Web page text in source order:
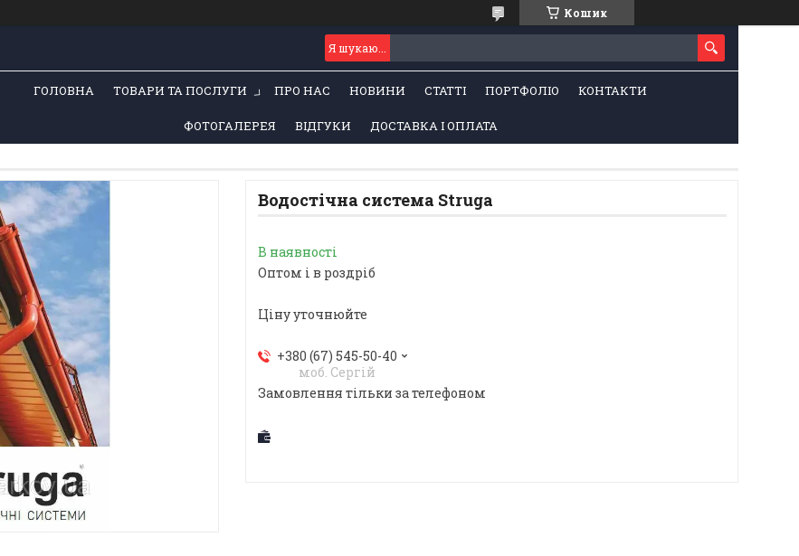
Кошик
ГОЛОВНА ТОВАРИ ТА ПОСЛУГИ ПРО НАС НОВИНИ СТАТТІ ПОРТФОЛІО КОНТАКТИ
ФОТОГАЛЕРЕЯ ВІДГУКИ ДОСТАВКА І ОПЛАТА
Водостічна система Struga
В наявності
Оптом і в роздріб
Ціну уточнюйте
+380 (67) 545-50-40
моб. Сергій
Замовлення тільки за телефоном